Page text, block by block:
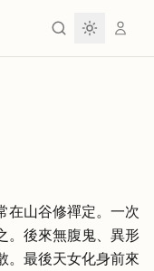
在山谷修禪定。一次
。後來無腹鬼、異形
。最後天女化身前來